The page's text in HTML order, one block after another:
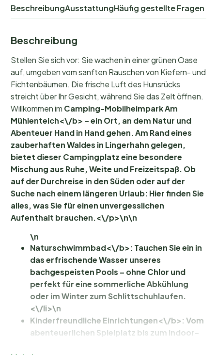
BeschreibungAusstattungHäufig gestellte Fragen
Beschreibung
Stellen Sie sich vor: Sie wachen in einer grünen Oase
auf, umgeben vom sanften Rauschen von Kiefern- und
Fichtenbäumen. Die frische Luft des Hunsrücks
streicht über Ihr Gesicht, während Sie das Zelt öffnen.
Willkommen im Camping-Mobilheimpark Am
Mühlenteich<\/b> – ein Ort, an dem Natur und
Abenteuer Hand in Hand gehen. Am Rand eines
zauberhaften Waldes in Lingerhahn gelegen,
bietet dieser Campingplatz eine besondere
Mischung aus Ruhe, Weite und Freizeitspaß. Ob
auf der Durchreise in den Süden oder auf der
Suche nach einem längeren Urlaub: Hier finden Sie
alles, was Sie für einen unvergesslichen
Aufenthalt brauchen.<\/p>\n\n
\n
Naturschwimmbad<\/b>: Tauchen Sie ein in
das erfrischende Wasser unseres
bachgespeisten Pools – ohne Chlor und
perfekt für eine sommerliche Abkühlung
oder im Winter zum Schlittschuhlaufen.
<\/li>\n
Kinderfreundliche Einrichtungen<\/b>: Vom
abenteuerlichen Spielplatz bis zum Indoor-